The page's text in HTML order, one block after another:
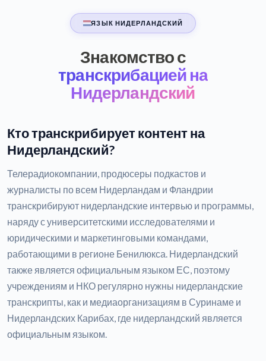
ЯЗЫК НИДЕРЛАНДСКИЙ
Знакомство с
транскрибацией на
Нидерландский
Кто транскрибирует контент на
Нидерландский?
Телерадиокомпании, продюсеры подкастов и
журналисты по всем Нидерландам и Фландрии
транскрибируют нидерландские интервью и программы,
наряду с университетскими исследователями и
юридическими и маркетинговыми командами,
работающими в регионе Бенилюкса. Нидерландский
также является официальным языком ЕС, поэтому
учреждениям и НКО регулярно нужны нидерландские
транскрипты, как и медиаорганизациям в Суринаме и
Нидерландских Карибах, где нидерландский является
официальным языком.